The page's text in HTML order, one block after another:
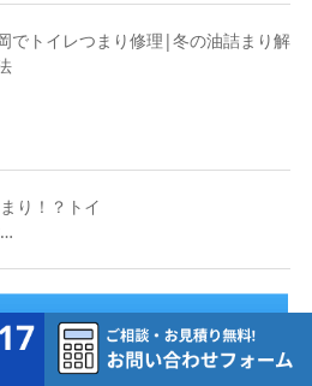
でトイレつまり修理|冬の油詰まり解
り！？トイ